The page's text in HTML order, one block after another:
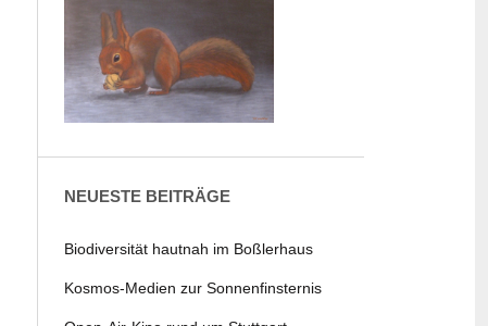
NEUESTE BEITRÄGE
Biodiversität hautnah im Boßlerhaus
Kosmos-Medien zur Sonnenfinsternis